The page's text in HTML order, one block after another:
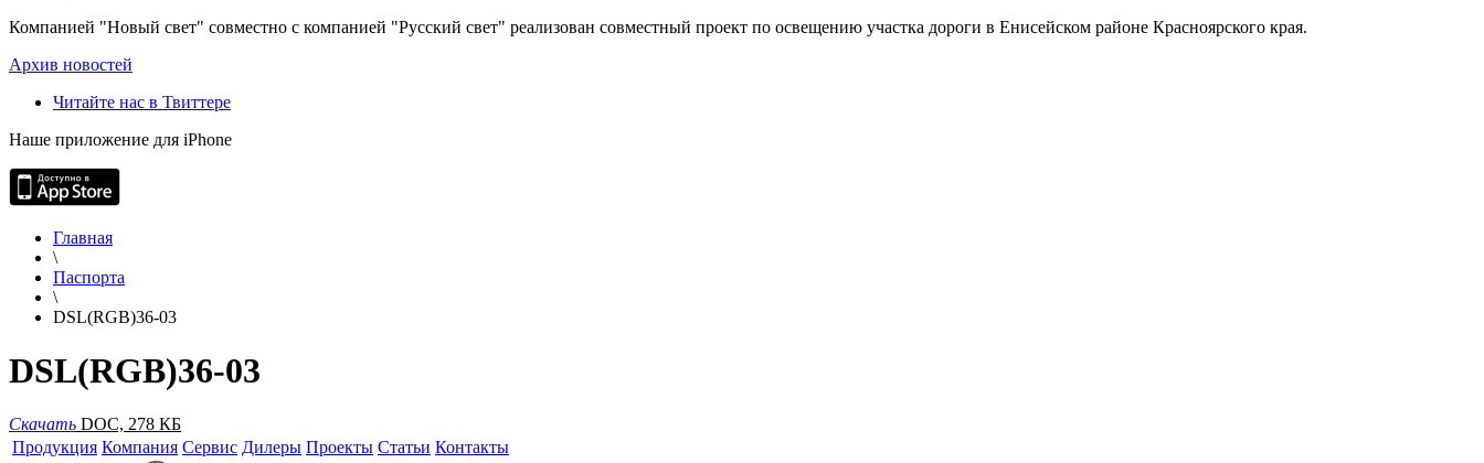
Компанией "Новый свет" совместно с компанией "Русский свет" реализован совместный проект по освещению участка дороги в Енисейском районе Красноярского края.
Архив новостей
Читайте нас в Твиттере
Наше приложение для iPhone
Главная
\
Паспорта
\
DSL(RGB)36-03
DSL(RGB)36-03
Скачать DOC, 278 КБ
Продукция Компания Сервис Дилеры Проекты Статьи Контакты